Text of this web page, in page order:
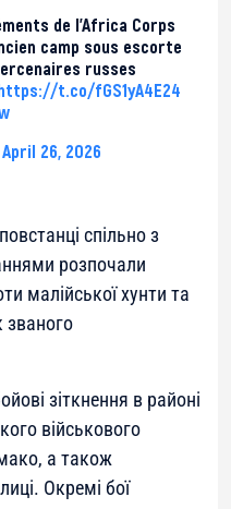
de l’Africa Corps
camp sous escorte
russes
t.co/fGS1yA4E24
April 26, 2026
спільно з
розпочали
малійської хунти та
званого
зіткнення в районі
військового
а також
Окремі бої